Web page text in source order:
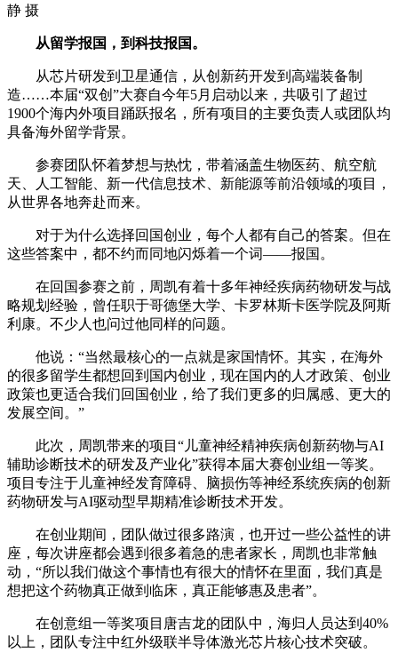
静 摄
从留学报国，到科技报国。
从芯片研发到卫星通信，从创新药开发到高端装备制
造……本届“双创”大赛自今年5月启动以来，共吸引了超过
1900个海内外项目踊跃报名，所有项目的主要负责人或团队均
具备海外留学背景。
参赛团队怀着梦想与热忱，带着涵盖生物医药、航空航
天、人工智能、新一代信息技术、新能源等前沿领域的项目，
从世界各地奔赴而来。
对于为什么选择回国创业，每个人都有自己的答案。但在
这些答案中，都不约而同地闪烁着一个词——报国。
在回国参赛之前，周凯有着十多年神经疾病药物研发与战
略规划经验，曾任职于哥德堡大学、卡罗林斯卡医学院及阿斯
利康。不少人也问过他同样的问题。
他说：“当然最核心的一点就是家国情怀。其实，在海外
的很多留学生都想回到国内创业，现在国内的人才政策、创业
政策也更适合我们回国创业，给了我们更多的归属感、更大的
发展空间。”
此次，周凯带来的项目“儿童神经精神疾病创新药物与AI
辅助诊断技术的研发及产业化”获得本届大赛创业组一等奖。
项目专注于儿童神经发育障碍、脑损伤等神经系统疾病的创新
药物研发与AI驱动型早期精准诊断技术开发。
在创业期间，团队做过很多路演，也开过一些公益性的讲
座，每次讲座都会遇到很多着急的患者家长，周凯也非常触
动，“所以我们做这个事情也有很大的情怀在里面，我们真是
想把这个药物真正做到临床，真正能够惠及患者”。
在创意组一等奖项目唐吉龙的团队中，海归人员达到40%
以上，团队专注中红外级联半导体激光芯片核心技术突破。